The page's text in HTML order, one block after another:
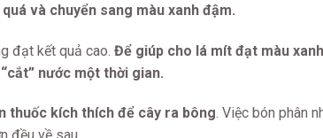
và chuyển sang màu xanh đậm.
đạt kết quả cao. Để giúp cho lá mít đạt màu xanh
nước một thời gian.
thuốc kích thích để cây ra bông. Việc bón phân